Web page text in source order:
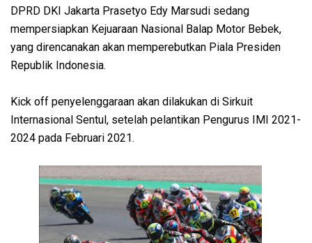
DPRD DKI Jakarta Prasetyo Edy Marsudi sedang
mempersiapkan Kejuaraan Nasional Balap Motor Bebek,
yang direncanakan akan memperebutkan Piala Presiden
Republik Indonesia.
Kick off penyelenggaraan akan dilakukan di Sirkuit
Internasional Sentul, setelah pelantikan Pengurus IMI 2021-
2024 pada Februari 2021.